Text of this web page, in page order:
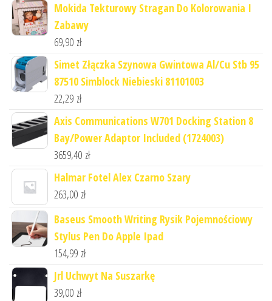
Mokida Tekturowy Stragan Do Kolorowania I
Zabawy
69,90 zł
Simet Złączka Szynowa Gwintowa Al/Cu Stb 95
87510 Simblock Niebieski 81101003
22,29 zł
Axis Communications W701 Docking Station 8
Bay/Power Adaptor Included (1724003)
3659,40 zł
Halmar Fotel Alex Czarno Szary
263,00 zł
Baseus Smooth Writing Rysik Pojemnościowy
Stylus Pen Do Apple Ipad
154,99 zł
Jrl Uchwyt Na Suszarkę
39,00 zł